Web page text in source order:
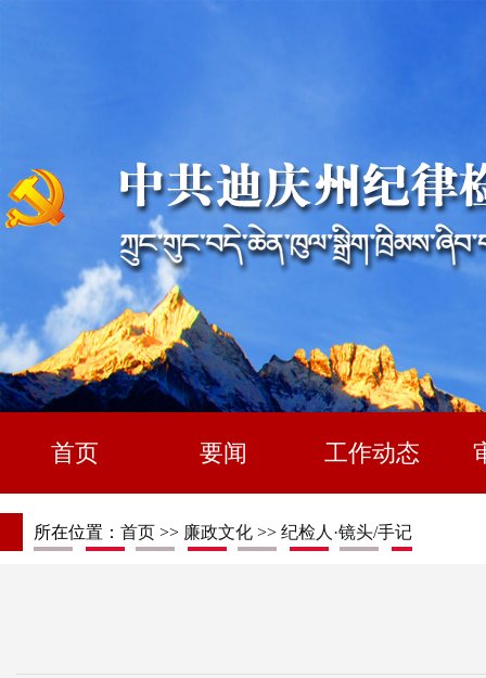
首页 要闻 工作动态
所在位置： 首页 >> 廉政文化 >> 纪检人·镜头/手记